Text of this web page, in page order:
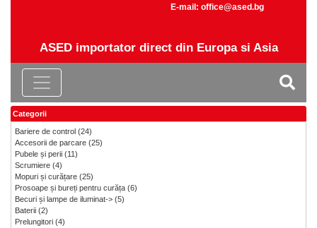
Е-mail: office@ased.bg
ASED importator direct din Europa si Asia
Categorii
Bariere de control (24)
Accesorii de parcare (25)
Pubele și perii (11)
Scrumiere (4)
Mopuri și curățare (25)
Prosoape și bureți pentru curăța (6)
Becuri și lampe de iluminat-> (5)
Baterii (2)
Prelungitori (4)